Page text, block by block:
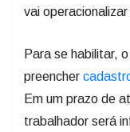
vai
Para se habilitar,
preencher
Em um prazo de
trabalhador será